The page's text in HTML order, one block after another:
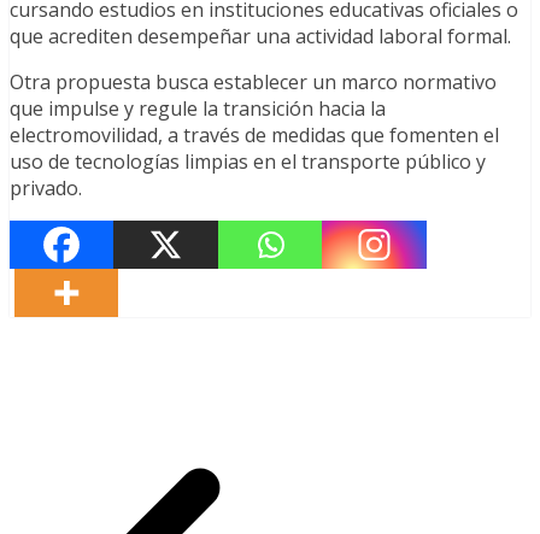
cursando estudios en instituciones educativas oficiales o
que acrediten desempeñar una actividad laboral formal.
Otra propuesta busca establecer un marco normativo
que impulse y regule la transición hacia la
electromovilidad, a través de medidas que fomenten el
uso de tecnologías limpias en el transporte público y
privado.